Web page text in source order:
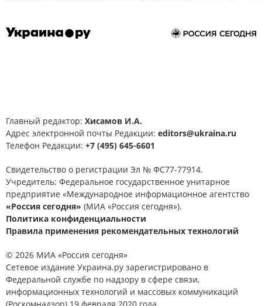
Главный редактор: Хисамов И.А.
Адрес электронной почты Редакции: editors@ukraina.ru
Телефон Редакции: +7 (495) 645-6601
Свидетельство о регистрации Эл № ФС77-77914.
Учредитель: Федеральное государственное унитарное
предприятие «Международное информационное агентство
«Россия сегодня» (МИА «Россия сегодня»).
Политика конфиденциальности
Правила применения рекомендательных технологий
© 2026 МИА «Россия сегодня»
Сетевое издание Украина.ру зарегистрировано в
Федеральной службе по надзору в сфере связи,
информационных технологий и массовых коммуникаций